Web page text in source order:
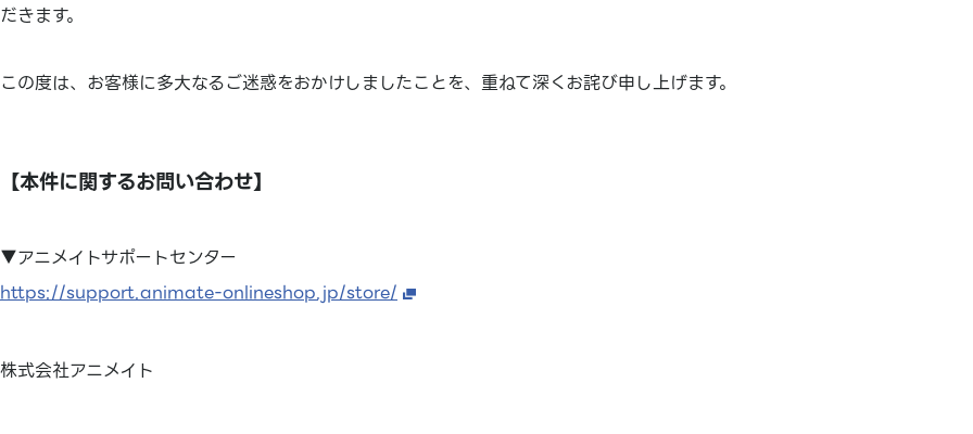
だきます。
この度は、お客様に多大なるご迷惑をおかけしましたことを、重ねて深くお詫び申し上げます。
【本件に関するお問い合わせ】
▼アニメイトサポートセンター
https://support.animate-onlineshop.jp/store/
株式会社アニメイト